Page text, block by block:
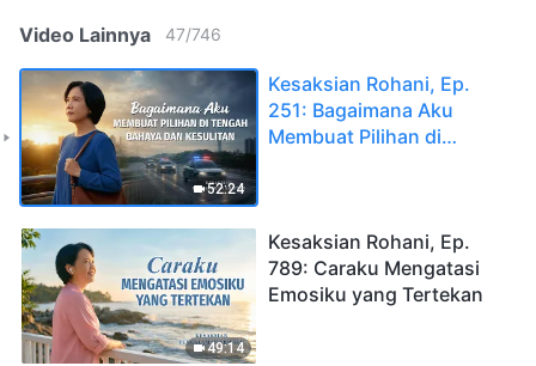
Video Lainnya 47/746
52:24
Kesaksian Rohani, Ep.
251: Bagaimana Aku
Membuat Pilihan di
49:14
Kesaksian Rohani, Ep.
789: Caraku Mengatasi
Emosiku yang Tertekan